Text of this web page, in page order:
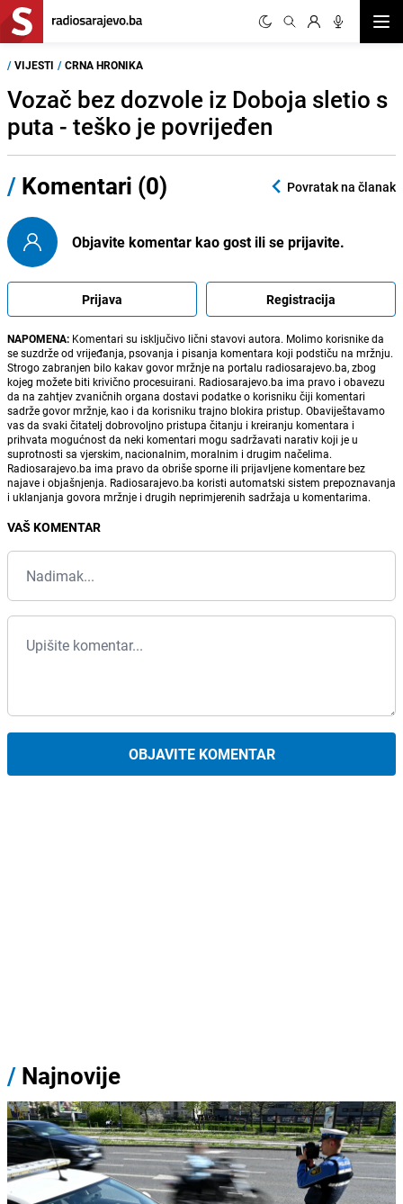
/ VIJESTI / CRNA HRONIKA
Vozač bez dozvole iz Doboja sletio s
puta - teško je povrijeđen
/ Komentari (0) Povratak na članak
Objavite komentar kao gost ili se prijavite.
Prijava Registracija
NAPOMENA: Komentari su isključivo lični stavovi autora. Molimo korisnike da
se suzdrže od vrijeđanja, psovanja i pisanja komentara koji podstiču na mržnju.
Strogo zabranjen bilo kakav govor mržnje na portalu radiosarajevo.ba, zbog
kojeg možete biti krivično procesuirani. Radiosarajevo.ba ima pravo i obavezu
da na zahtjev zvaničnih organa dostavi podatke o korisniku čiji komentari
sadrže govor mržnje, kao i da korisniku trajno blokira pristup. Obaviještavamo
vas da svaki čitatelj dobrovoljno pristupa čitanju i kreiranju komentara i
prihvata mogućnost da neki komentari mogu sadržavati narativ koji je u
suprotnosti sa vjerskim, nacionalnim, moralnim i drugim načelima.
Radiosarajevo.ba ima pravo da obriše sporne ili prijavljene komentare bez
najave i objašnjenja. Radiosarajevo.ba koristi automatski sistem prepoznavanja
i uklanjanja govora mržnje i drugih neprimjerenih sadržaja u komentarima.
VAŠ KOMENTAR
OBJAVITE KOMENTAR
/ Najnovije